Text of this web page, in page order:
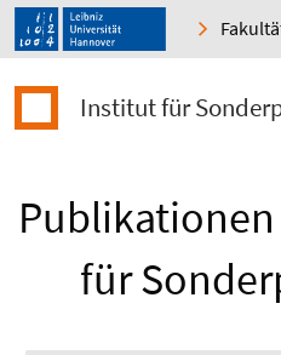
Institut für
für